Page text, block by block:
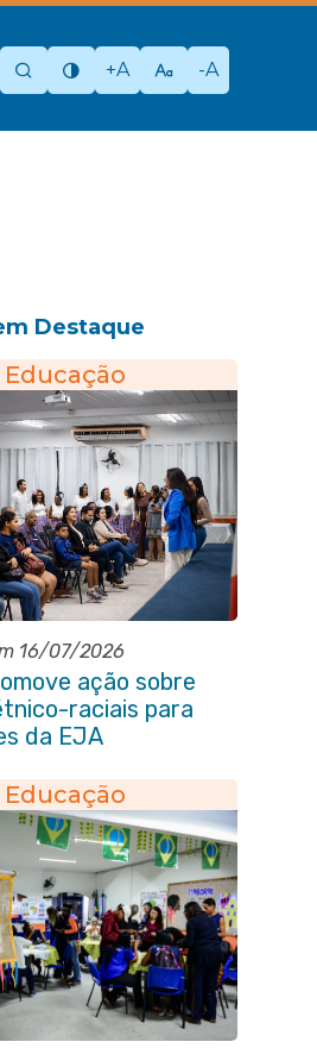
+A -A
Destaque
Educação
16/07/2026
ação sobre
raciais para
da EJA
Educação